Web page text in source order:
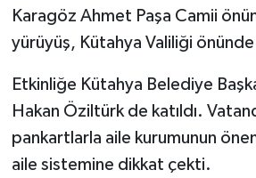
Karagöz Ahmet Paşa Camii
yürüyüş, Kütahya Valiliği
Etkinliğe Kütahya Belediye
Hakan Öziltürk de katıldı.
pankartlarla aile kurumunun
aile sistemine dikkat çekti.